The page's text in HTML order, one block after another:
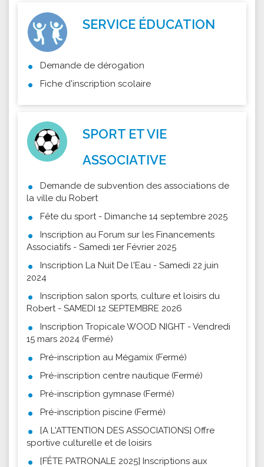
SERVICE ÉDUCATION
Demande de dérogation
Fiche d'inscription scolaire
SPORT ET VIE
ASSOCIATIVE
Demande de subvention des associations de
la ville du Robert
Fête du sport - Dimanche 14 septembre 2025
Inscription au Forum sur les Financements
Associatifs - Samedi 1er Février 2025
Inscription La Nuit De l'Eau - Samedi 22 juin
2024
Inscription salon sports, culture et loisirs du
Robert - SAMEDI 12 SEPTEMBRE 2026
Inscription Tropicale WOOD NIGHT - Vendredi
15 mars 2024 (Fermé)
Pré-inscription au Mégamix (Fermé)
Pré-inscription centre nautique (Fermé)
Pré-inscription gymnase (Fermé)
Pré-inscription piscine (Fermé)
[A L'ATTENTION DES ASSOCIATIONS] Offre
sportive culturelle et de loisirs
[FÊTE PATRONALE 2025] Inscriptions aux